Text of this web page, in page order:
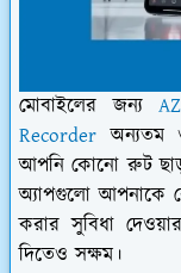
মোবাইলের জন্য
Recorder অন্যতম
আপনি কোনো রুট
অ্যাপগুলো আপনাকে
করার সুবিধা
দিতেও সক্ষম।